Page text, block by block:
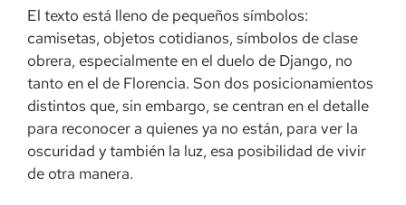
El texto está lleno de pequeños símbolos:
camisetas, objetos cotidianos, símbolos de clase
obrera, especialmente en el duelo de Django, no
tanto en el de Florencia. Son dos posicionamientos
distintos que, sin embargo, se centran en el detalle
para reconocer a quienes ya no están, para ver la
oscuridad y también la luz, esa posibilidad de vivir
de otra manera.